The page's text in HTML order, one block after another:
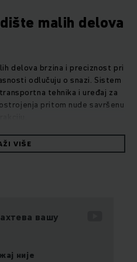
malih delova
delova brzina i preciznost pri
odlučuju o snazi. Sistem
tehnika i uređaj za
pritom nude savršenu
VIŠE
вашу
није